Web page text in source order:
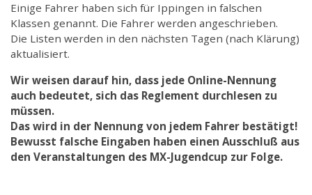
Einige Fahrer haben sich für Ippingen in falschen
Klassen genannt. Die Fahrer werden angeschrieben.
Die Listen werden in den nächsten Tagen (nach Klärung)
aktualisiert.
Wir weisen darauf hin, dass jede Online-Nennung
auch bedeutet, sich das Reglement durchlesen zu
müssen.
Das wird in der Nennung von jedem Fahrer bestätigt!
Bewusst falsche Eingaben haben einen Ausschluß aus
den Veranstaltungen des MX-Jugendcup zur Folge.